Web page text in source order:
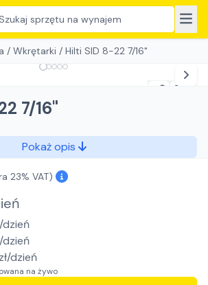
sprzętu na wynajem
/ Wkrętarki / Hilti SID 8-22 7/16"
7/16"
Pokaż opis
23% VAT)
dzień
dzień
zł/dzień
na żywo